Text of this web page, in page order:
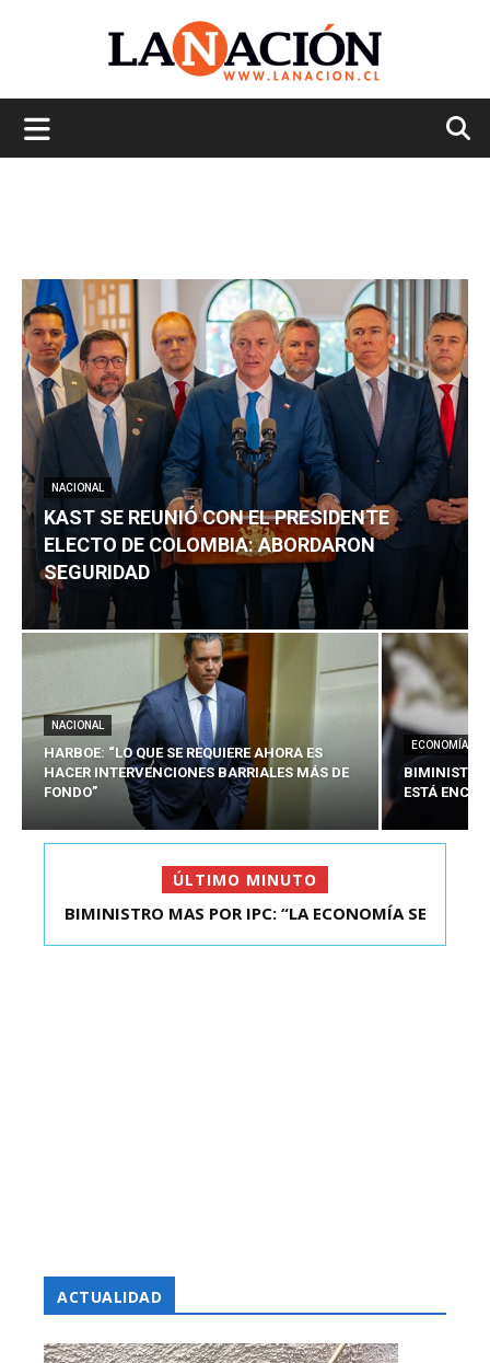
NACIONAL
KAST SE REUNIÓ CON EL PRESIDENTE
ELECTO DE COLOMBIA: ABORDARON
SEGURIDAD
NACIONAL
HARBOE: “LO QUE SE REQUIERE AHORA ES
HACER INTERVENCIONES BARRIALES MÁS DE
FONDO”
ECONOMÍA
BIMINISTRO
ESTÁ
ÚLTIMO MINUTO
KAST SE REUNIÓ CON EL PRESIDENTE ELECTO DE
BIMINISTRO MAS POR IPC: “LA ECONOMÍA SE
ACTUALIDAD